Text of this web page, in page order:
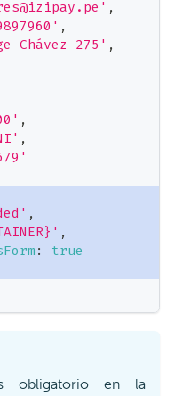
,
,
Chávez 275' ,
,
,
,
,
:
true
obligatorio en la